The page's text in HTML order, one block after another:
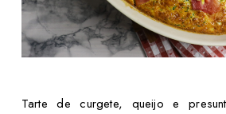
Tarte de curgete, queijo e